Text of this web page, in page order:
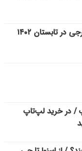
در تابستان ۱۴۰۲
/ در خرید لپ‌تاپ